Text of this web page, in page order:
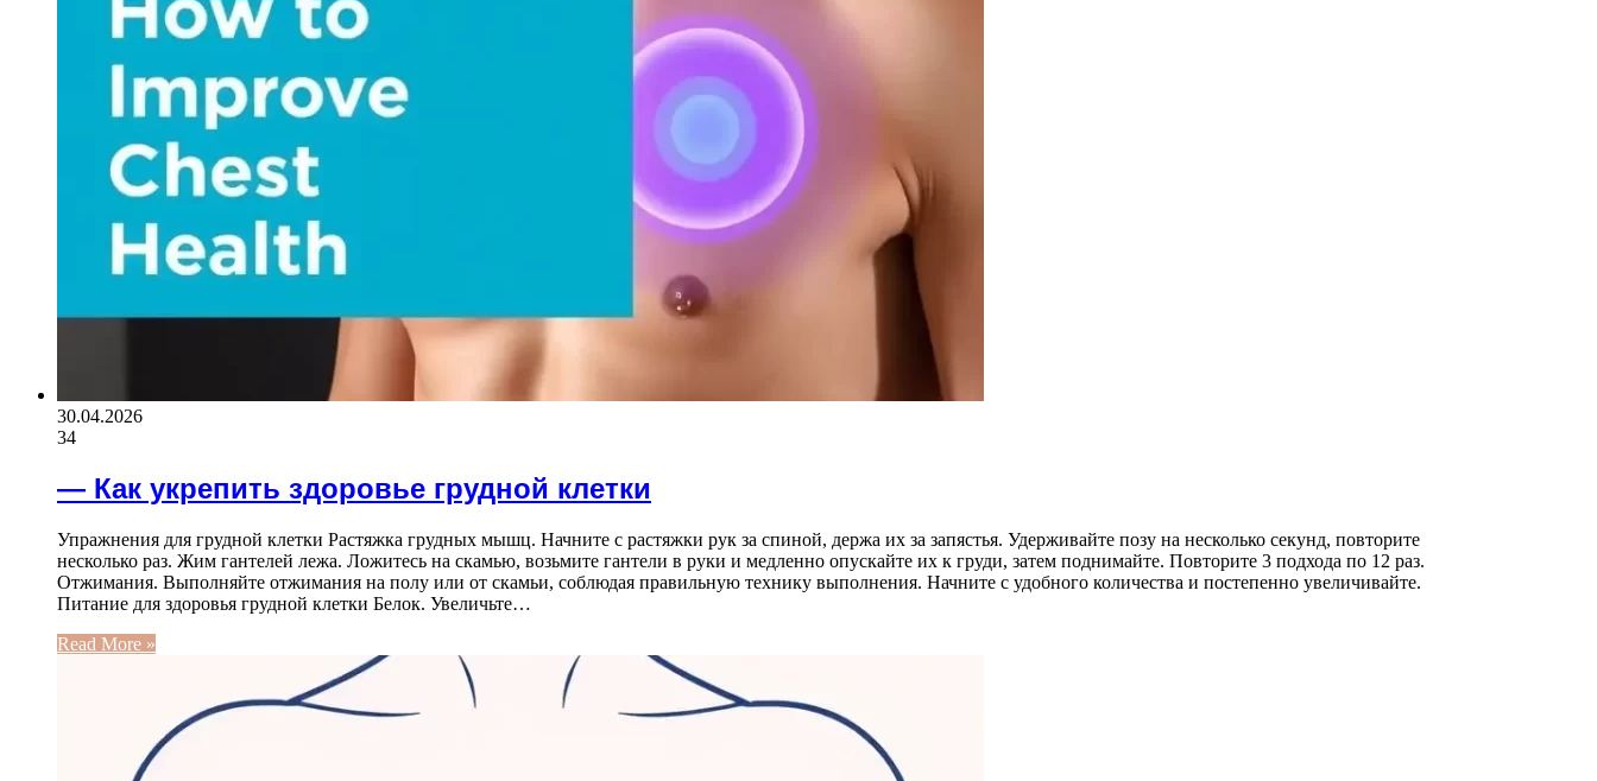
30.04.2026
34
— Как укрепить здоровье грудной клетки
Упражнения для грудной клетки Растяжка грудных мышц. Начните с растяжки рук за спиной, держа их за запястья. Удерживайте позу на несколько секунд, повторите
несколько раз. Жим гантелей лежа. Ложитесь на скамью, возьмите гантели в руки и медленно опускайте их к груди, затем поднимайте. Повторите 3 подхода по 12 раз.
Отжимания. Выполняйте отжимания на полу или от скамьи, соблюдая правильную технику выполнения. Начните с удобного количества и постепенно увеличивайте.
Питание для здоровья грудной клетки Белок. Увеличьте…
Read More »